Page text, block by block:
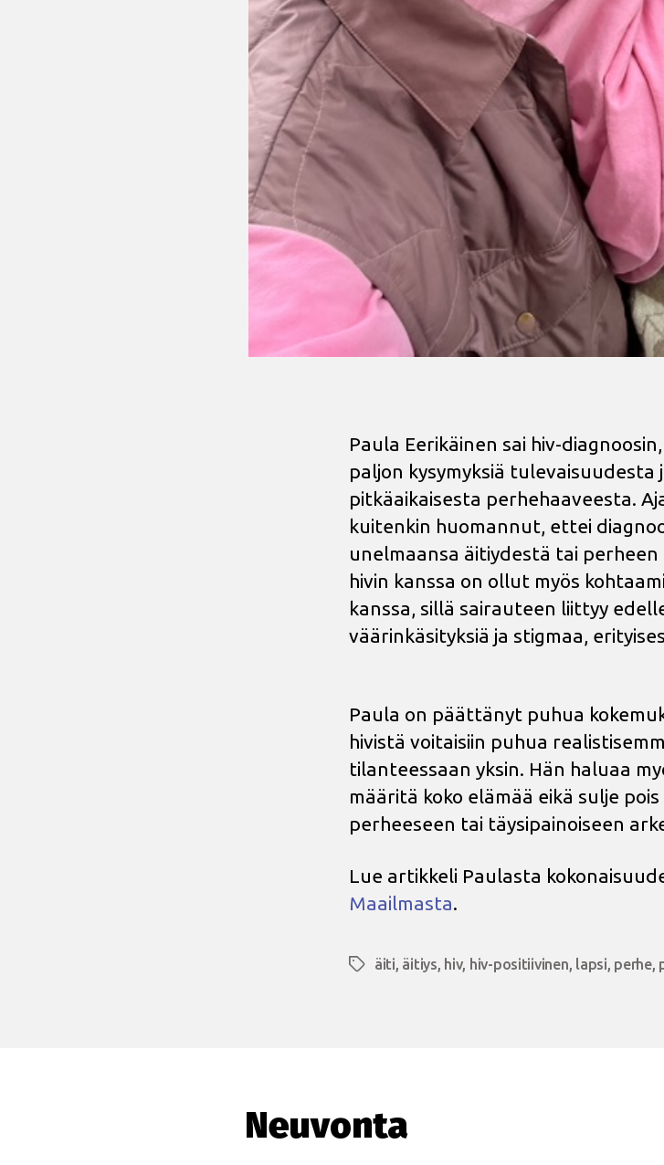
Paula Eerikäinen sai hiv-
paljon kysymyksiä tulevaisuudesta
pitkäaikaisesta perhehaaveesta.
kuitenkin huomannut, ettei
unelmaansa äitiydestä tai
hivin kanssa on ollut myös
kanssa, sillä sairauteen liittyy
väärinkäsityksiä ja stigmaa,
Paula on päättänyt puhua
hivistä voitaisiin puhua
tilanteessaan yksin. Hän haluaa
määritä koko elämää eikä sulje
perheeseen tai täysipainoiseen
Lue artikkeli Paulasta
Maailmasta.
Avainsanat
äiti, äitiys, hiv, hiv-positiivinen, lapsi, perhe,
Neuvonta